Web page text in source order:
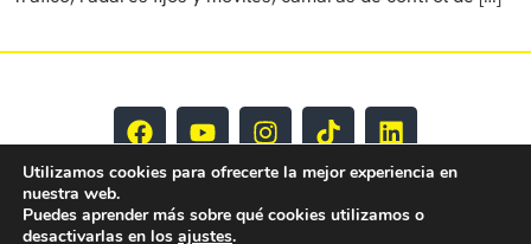
Utilizamos cookies para ofrecerte la mejor experiencia en
nuestra web.
Puedes aprender más sobre qué cookies utilizamos o
desactivarlas en los ajustes.